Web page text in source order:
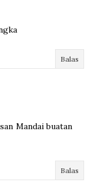
Balas
Mandai buatan
Balas